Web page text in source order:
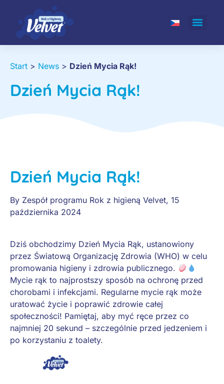
Start > News > Dzień Mycia Rąk!
Dzień Mycia Rąk!
Dzień Mycia Rąk!
By Zespół programu Rok z higieną Velvet, 15
października 2024
Dziś obchodzimy Dzień Mycia Rąk, ustanowiony
przez Światową Organizację Zdrowia (WHO) w celu
promowania higieny i zdrowia publicznego.
Mycie rąk to najprostszy sposób na ochronę przed
chorobami i infekcjami. Regularne mycie rąk może
uratować życie i poprawić zdrowie całej
społeczności! Pamiętaj, aby myć ręce przez co
najmniej 20 sekund – szczególnie przed jedzeniem i
po korzystaniu z toalety.